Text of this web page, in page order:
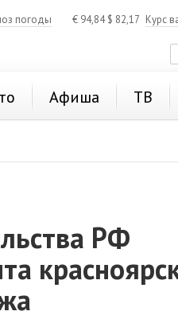
погоды € 94,84$ 82,17 Курс
Афиша ТВ
РФ